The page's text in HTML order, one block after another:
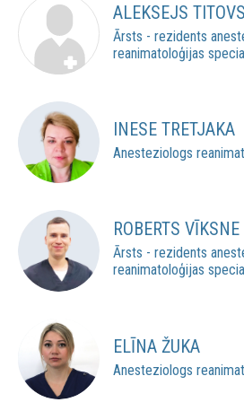
ALEKSEJS TITOVS
Ārsts - rezidents
reanimatoloģijas
INESE TRETJAKA
Anesteziologs
ROBERTS VĪKSNE
Ārsts - rezidents
reanimatoloģijas
ELĪNA ŽUKA
Anesteziologs